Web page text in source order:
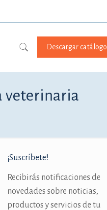
Descargar catálogo
veterinaria
¡Suscríbete!
Recibirás notificaciones de
novedades sobre noticias,
productos y servicios de tu